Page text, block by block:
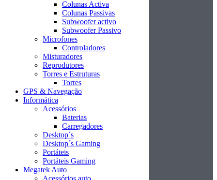
Colunas Activa
Colunas Passivas
Subwoofer activo
Subwoofer Passivo
Microfones
Controladores
Misturadores
Reprodutores
Torres e Estruturas
Torres
GPS & Navegação
Informática
Acessórios
Baterias
Carregadores
Desktop´s
Desktop´s Gaming
Portáteis
Portáteis Gaming
Megatek Auto
Acessórios auto